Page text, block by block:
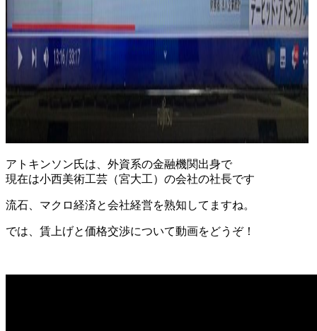
アトキンソン氏は、外資系の金融機関出身で
現在は小西美術工芸（宮大工）の会社の社長です
流石、マクロ経済と会社経営を熟知してますね。
では、賃上げと価格交渉について動画をどうぞ！